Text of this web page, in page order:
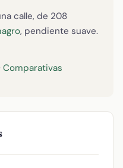
calle, de 208
, pendiente suave.
Comparativas